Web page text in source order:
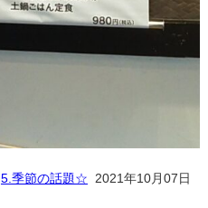
5.季節の話題☆ 2021年10月07日